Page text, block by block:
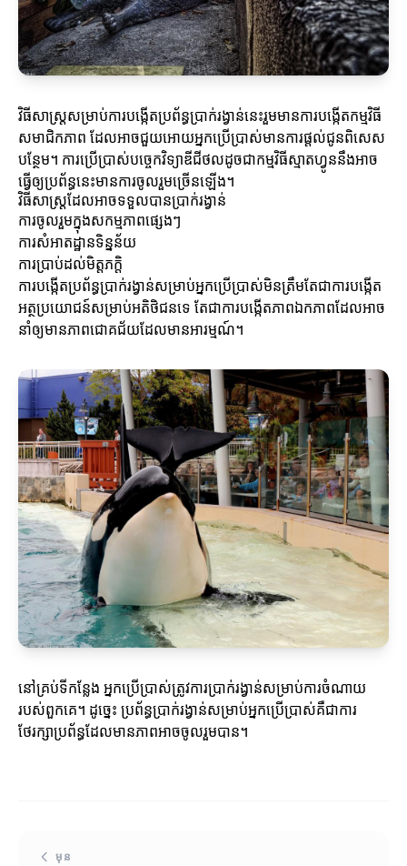
វិធីសាស្ត្រសម្រាប់ការបង្កើតប្រព័ន្ធប្រាក់រង្វាន់នេះរួមមានការបង្កើតកម្មវិធី
សមាជិកភាព ដែលអាចជួយអោយអ្នកប្រើប្រាស់មានការផ្តល់ជូនពិសេស
បន្ថែម។ ការប្រើប្រាស់បច្ចេកវិទ្យាឌីជីថលដូចជាកម្មវិធីស្មាតហ្វូននឹងអាច
ធ្វើឲ្យប្រព័ន្ធនេះមានការចូលរួមច្រើនឡើង។
វិធីសាស្ត្រដែលអាចទទួលបានប្រាក់រង្វាន់
ការចូលរួមក្នុងសកម្មភាពផ្សេងៗ
ការសំអាតដ្ឋានទិន្នន័យ
ការប្រាប់ដល់មិត្តភក្តិ
ការបង្កើតប្រព័ន្ធប្រាក់រង្វាន់សម្រាប់អ្នកប្រើប្រាស់មិនត្រឹមតែជាការបង្កើត
អត្ថប្រយោជន៍សម្រាប់អតិថិជនទេ តែជាការបង្កើតភាពឯកភាពដែលអាច
នាំឲ្យមានភាពជោគជ័យដែលមានអារម្មណ៍។
នៅគ្រប់ទីកន្លែង អ្នកប្រើប្រាស់ត្រូវការប្រាក់រង្វាន់សម្រាប់ការចំណាយ
របស់ពួកគេ។ ដូច្នេះ ប្រព័ន្ធប្រាក់រង្វាន់សម្រាប់អ្នកប្រើប្រាស់គឺជាការ
ថែរក្សាប្រព័ន្ធដែលមានភាពអាចចូលរួមបាន។
មុន